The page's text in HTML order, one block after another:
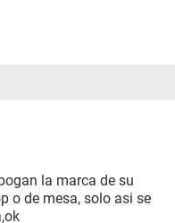
la marca de su
o de mesa, solo asi se